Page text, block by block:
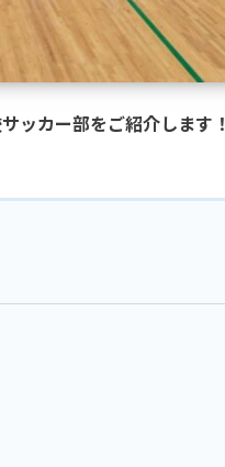
ッカー部をご紹介します！